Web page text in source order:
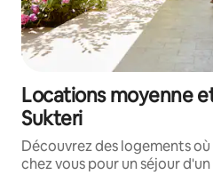
Locations moyenne
Sukteri
Découvrez des logements
chez vous pour un séjour